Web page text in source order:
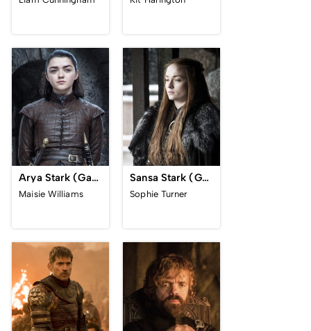
Arya Stark (Game of Thrones)
Maisie Williams
Sansa Stark (Game of Thrones)
Sophie Turner